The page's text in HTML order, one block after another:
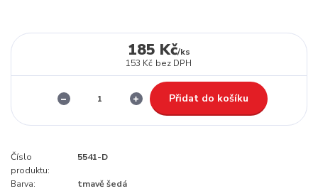
185 Kč/ks
153 Kč bez DPH
Přidat do košíku
Číslo
produktu:
5541-D
Barva:
tmavě šedá